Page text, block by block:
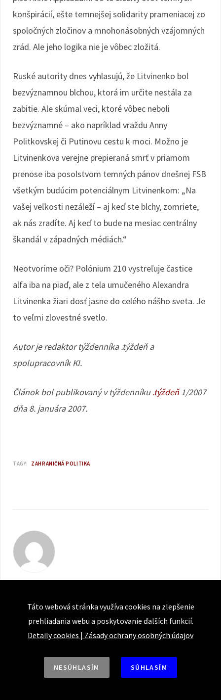
konšpirácií, ešte temnejšej solidarity prameniacej zo
spoločných zločinov a mnohonásobných vzájomných
zrád. Ale jeho logika nie je vôbec zložitá.
Ruské autority dnes vyhlasujú, že Litvinenko bol
bezvýznamnou blchou, ktorá im určite nestála za
zabitie. Ale skúmal veci, ktoré vôbec neboli
bezvýznamné – ako napríklad vraždu Anny
Politkovskej či Putinovu cestu k moci. Možno je
Litvinenkova verejne prepieraná smrť v priamom
prenose iba posolstvom temných pánov dnešnej FSB
všetkým budúcim potenciálnym Litvinenkom: „Na
vašej veľkosti nezáleží – aj keď ste blchy, zomriete,
ak nás zradíte. Aj keď to bude na mesiac centrálny
škandál v západných médiách.“
Neotvoríme oči? Polónium 210 vystreľuje častice
alfa iba na piaď, ale z tela umučeného Alexandra
Litvinenka žiari dosť jasne do celého nášho sveta. Je
to veľmi zlovestné svetlo.
Autor je redaktor týždenníka .týždeň a
spolupracovník KI.
Článok bol publikovaný v týždenníku.týždeň1/2007
dňa 8. januára 2007.
TAGY: ZAHRANIČNÁ POLITIKA
Táto webová stránka využíva cookies na zlepšenie
prehliadania webu a poskytovanie ďalších funkcií.
Detaily cookies | Zásady ochrany osobných údajov
NESÚHLASÍM SÚHLASÍM